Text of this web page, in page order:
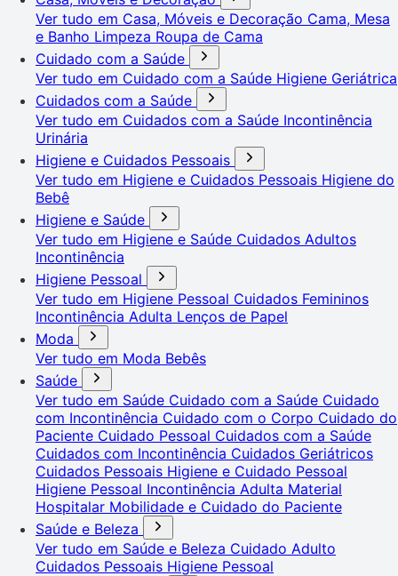
Ver tudo em Casa, Móveis e Decoração Cama, Mesa
e Banho Limpeza Roupa de Cama
Cuidado com a Saúde
Ver tudo em Cuidado com a Saúde Higiene Geriátrica
Cuidados com a Saúde
Ver tudo em Cuidados com a Saúde Incontinência
Urinária
Higiene e Cuidados Pessoais
Ver tudo em Higiene e Cuidados Pessoais Higiene do
Bebê
Higiene e Saúde
Ver tudo em Higiene e Saúde Cuidados Adultos
Incontinência
Higiene Pessoal
Ver tudo em Higiene Pessoal Cuidados Femininos
Incontinência Adulta Lenços de Papel
Moda
Ver tudo em Moda Bebês
Saúde
Ver tudo em Saúde Cuidado com a Saúde Cuidado
com Incontinência Cuidado com o Corpo Cuidado do
Paciente Cuidado Pessoal Cuidados com a Saúde
Cuidados com Incontinência Cuidados Geriátricos
Cuidados Pessoais Higiene e Cuidado Pessoal
Higiene Pessoal Incontinência Adulta Material
Hospitalar Mobilidade e Cuidado do Paciente
Saúde e Beleza
Ver tudo em Saúde e Beleza Cuidado Adulto
Cuidados Pessoais Higiene Pessoal